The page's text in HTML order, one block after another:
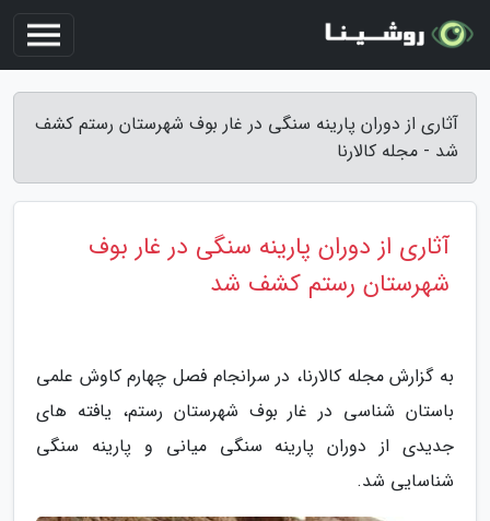
آثاری از دوران پارینه سنگی در غار بوف شهرستان رستم کشف
شد - مجله کالارنا
آثاری از دوران پارینه سنگی در غار بوف
شهرستان رستم کشف شد
به گزارش مجله کالارنا، در سرانجام فصل چهارم کاوش علمی
باستان شناسی در غار بوف شهرستان رستم، یافته های
جدیدی از دوران پارینه سنگی میانی و پارینه سنگی
شناسایی شد.